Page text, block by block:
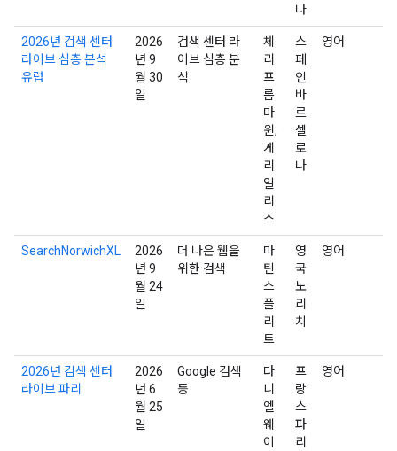
나
2026년 검색 센터
라이브 심층 분석
유럽
2026
년 9
월 30
일
검색 센터 라
이브 심층 분
석
체
리
프
롬
마
윈,
게
리
일
리
스
스
페
인
바
르
셀
로
나
영어
SearchNorwichXL
2026
년 9
월 24
일
더 나은 웹을
위한 검색
마
틴
스
플
리
트
영
국
노
리
치
영어
2026년 검색 센터
라이브 파리
2026
년 6
월 25
일
Google 검색
등
다
니
엘
웨
이
프
랑
스
파
리
영어